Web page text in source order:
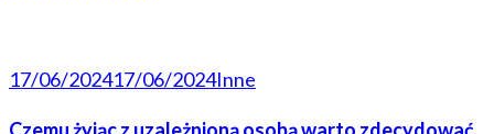
17/06/202417/06/2024Inne